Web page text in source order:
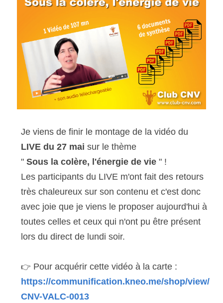
LIVE du 27 mai sur le thème
" Sous la colère, l'énergie de vie " !
Les participants du LIVE m'ont fait des retours
très chaleureux sur son contenu et c'est donc
avec joie que je viens le proposer aujourd'hui à
toutes celles et ceux qui n'ont pu être présent
lors du direct de lundi soir.
👉 Pour acquérir cette vidéo à la carte :
https://communification.kneo.me/shop/view/
CNV-VALC-0013